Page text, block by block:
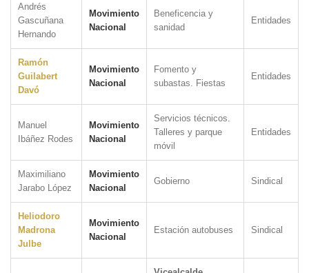
Andrés
Gascuñana
Hernando
Movimiento
Nacional
Beneficencia y
sanidad
Entidades
Ramón
Guilabert
Davó
Movimiento
Nacional
Fomento y
subastas. Fiestas
Entidades
Manuel
Ibáñez Rodes
Movimiento
Nacional
Servicios técnicos.
Talleres y parque
móvil
Entidades
Maximiliano
Jarabo López
Movimiento
Nacional
Gobierno Sindical
Heliodoro
Madrona
Julbe
Movimiento
Nacional
Estación autobuses Sindical